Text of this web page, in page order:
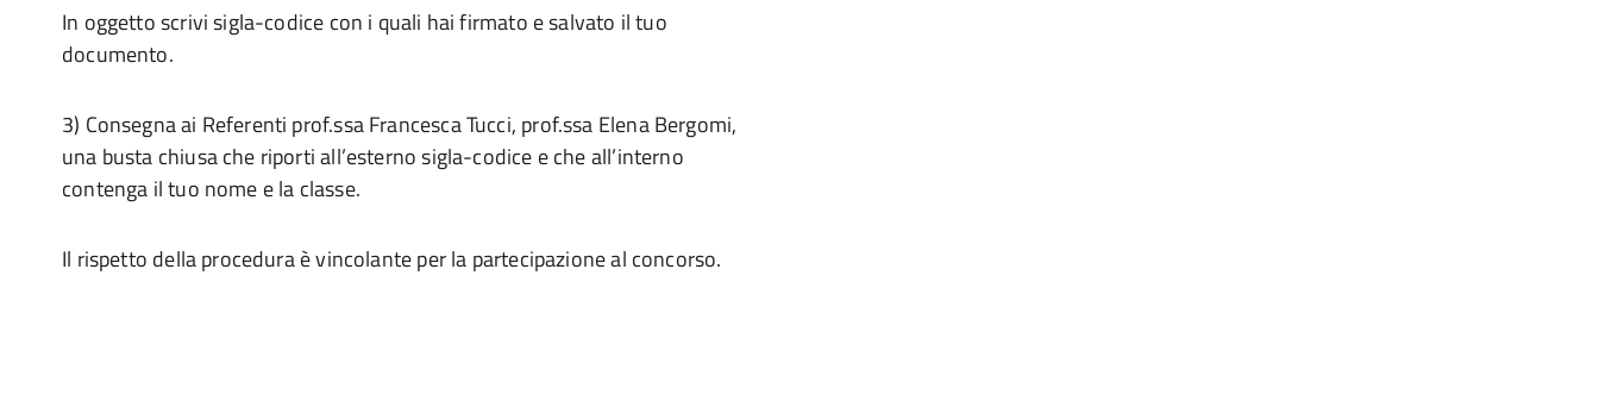
In oggetto scrivi sigla-codice con i quali hai firmato e salvato il tuo
documento.
3) Consegna ai Referenti prof.ssa Francesca Tucci, prof.ssa Elena Bergomi,
una busta chiusa che riporti all’esterno sigla-codice e che all’interno
contenga il tuo nome e la classe.
Il rispetto della procedura è vincolante per la partecipazione al concorso.